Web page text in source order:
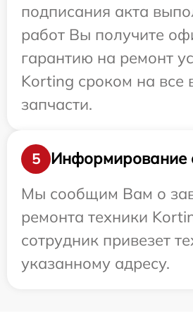
подписания акта
работ Вы получите
гарантию на ремонт
Korting сроком на все
запчасти.
5
Информирование
Мы сообщим Вам о
ремонта техники
сотрудник привезет
указанному адресу.